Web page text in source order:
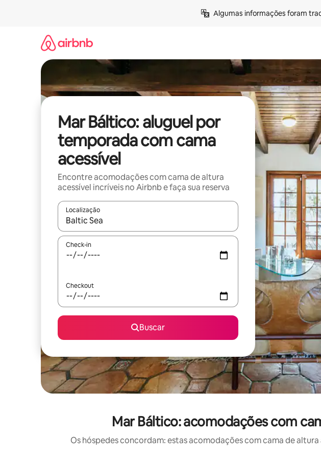
Algumas informações foram
Mar Báltico: aluguel por
temporada com cama
acessível
Encontre acomodações com cama de altura
acessível incríveis no Airbnb e faça sua reserva
Localização
Quando os resultados estiverem disponíveis, explore-os usando as seta
Check-in
Checkout
Buscar
Mar Báltico: acomodações com
Os hóspedes concordam: estas acomodações com cama de